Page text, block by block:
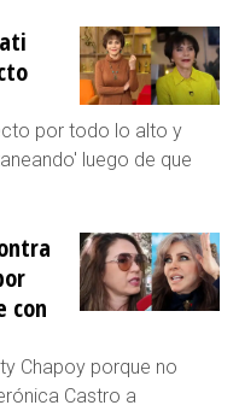
por todo lo alto y
luego de que
con
Chapoy porque no
Castro a